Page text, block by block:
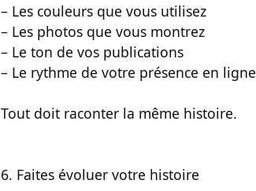
– Les couleurs que vous utilisez
– Les photos que vous montrez
– Le ton de vos publications
– Le rythme de votre présence en ligne
Tout doit raconter la même histoire.
6. Faites évoluer votre histoire